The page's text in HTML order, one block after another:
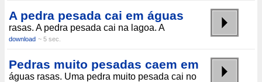
A pedra pesada cai em águas
rasas. A pedra pesada cai na lagoa. A
download ~ 5 sec.
Pedras muito pesadas caem em
águas rasas. Uma pedra muito pesada cai no